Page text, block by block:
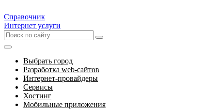
Справочник
Интернет услуги
Выбрать город
Разработка web-сайтов
Интернет-провайдеры
Сервисы
Хостинг
Мобильные приложения